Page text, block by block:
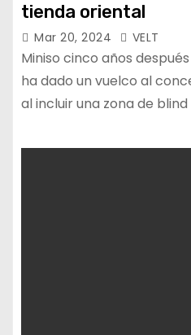
tienda oriental
Mar 20, 2024 VELT
Miniso cinco años
ha dado un vuelco al
al incluir una zona de blind